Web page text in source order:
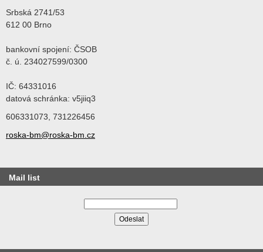
Srbská 2741/53
612 00 Brno
bankovní spojení: ČSOB
č. ú. 234027599/0300
IČ: 64331016
datová schránka: v5jiiq3
606331073, 731226456
roska-bm@roska-bm.cz
Mail list